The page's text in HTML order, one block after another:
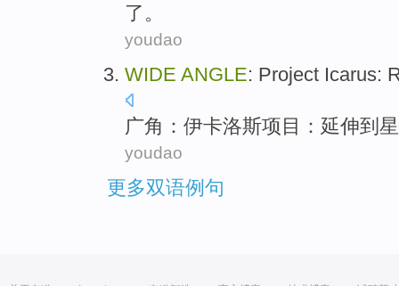
了。
youdao
WIDE ANGLE: Project Icarus:
广角 ： 伊卡洛斯项目 ： 延伸到
youdao
更多双语例句